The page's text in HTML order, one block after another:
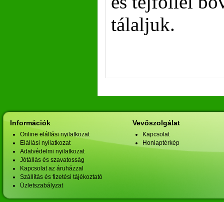
tálaljuk.
Információk
Online elállási nyilatkozat
Elállási nyilatkozat
Adatvédelmi nyilatkozat
Jótállás és szavatosság
Kapcsolat az áruházzal
Szállítás és fizetési tájékoztató
Üzletszabályzat
Vevőszolgálat
Kapcsolat
Honlaptérkép